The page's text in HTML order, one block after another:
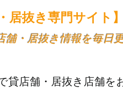
居抜き専門サイト
舗・居抜き情報を毎日
貸店舗・居抜き店舗を